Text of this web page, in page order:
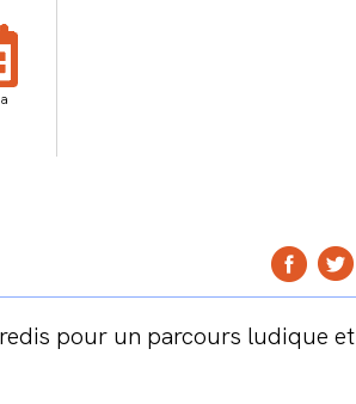
pour un parcours ludique et